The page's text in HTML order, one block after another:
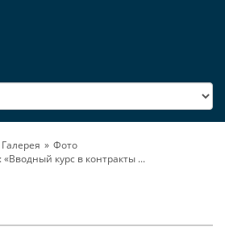
Галерея
Фото
курс в контракты ...